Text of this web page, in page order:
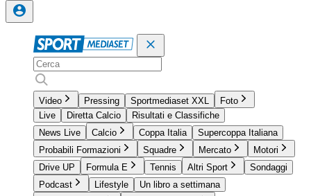
Video Pressing Sportmediaset XXL
Foto
Live
Diretta Calcio
Risultati e Classifiche
News Live
Calcio Coppa Italia
Supercoppa Italiana
Probabili Formazioni
Squadre Mercato
Motori
Drive UP
Formula E Tennis Altri Sport
Sondaggi
Podcast
Lifestyle
Un libro a settimana